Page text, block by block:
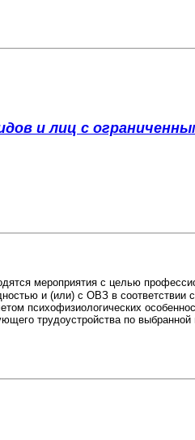
илиц с
мероприятия с целью
и (или) с ОВЗ в соответствии
психофизиологических
трудоустройства по